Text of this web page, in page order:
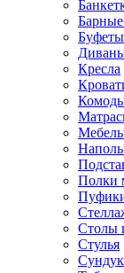
Барные
Буфеты
Кресла
Полки
Столы
Стулья